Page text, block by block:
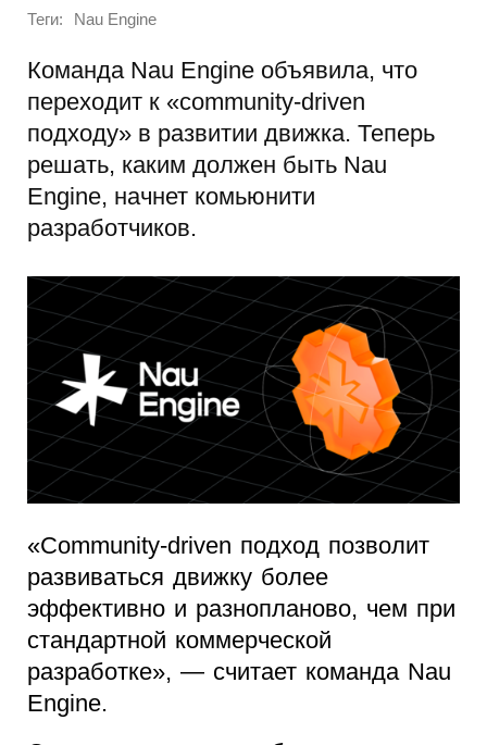
Теги: Nau Engine
Команда Nau Engine объявила, что
переходит к «community-driven
подходу» в развитии движка. Теперь
решать, каким должен быть Nau
Engine, начнет комьюнити
разработчиков.
«Community-driven подход позволит
развиваться движку более
эффективно и разнопланово, чем при
стандартной коммерческой
разработке», — считает команда Nau
Engine.